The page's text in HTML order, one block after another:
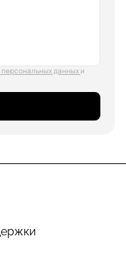
персональных данных и